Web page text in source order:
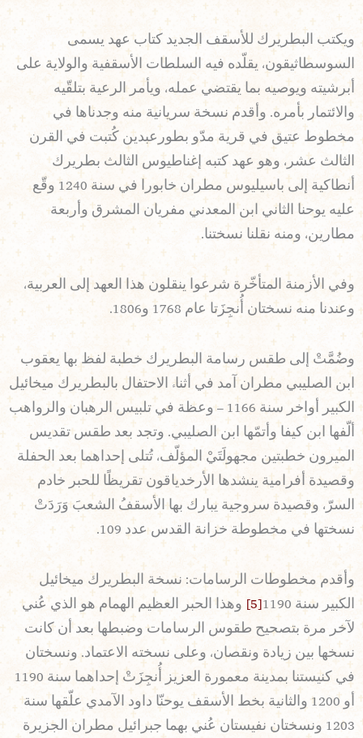
ويكتب البطريرك للأسقف الجديد كتاب عهد يسمى
السوسطاثيقون، يقلّده فيه السلطات الأسقفية والولاية على
أبرشيته ويوصيه بما يقتضي عمله، ويأمر الرعية بتلقّيه
والائتمار بأمره. وأقدم نسخة سريانية منه وجدناها في
مخطوط عتيق في قرية مدّو بطورعبدين كُتبت في القرن
الثالث عشر، وهو عهد كتبه إغناطيوس الثالث بطريرك
أنطاكية إلى باسيليوس مطران خابورا في سنة 1240 وقّع
عليه يوحنا الثاني ابن المعدني مفريان المشرق وأربعة
مطارين، ومنه نقلنا نسختنا.
وفي الأزمنة المتأخّرة شرعوا ينقلون هذا العهد إلى العربية،
وعندنا منه نسختان أُنجِزَتا عام 1768 و1806.
وضُمَّتْ إلى طقس رسامة البطريرك خطبة لفظ بها يعقوب
ابن الصليبي مطران آمد في أثناء الاحتفال بالبطريرك ميخائيل
الكبير أواخر سنة 1166 – وعظة في تلبيس الرهبان والرواهب
ألّفها ابن كيفا وأتمّها ابن الصليبي. وتجد بعد طقس تقديس
الميرون خطبتين مجهولَتَيْ المؤلّف، تُتلى إحداهما بعد الحفلة
وقصيدة أفرامية ينشدها الأرخدياقون تقريظًا للحبر خادم
السرّ، وقصيدة سروجية يبارك بها الأسقفُ الشعبَ وَرَدَتْ
نسختها في مخطوطة خزانة القدس عدد 109.
وأقدم مخطوطات الرسامات: نسخة البطريرك ميخائيل
الكبير سنة 1190
[5]
وهذا الحبر العظيم الهمام هو الذي عُني
لآخر مرة بتصحيح طقوس الرسامات وضبطها بعد أن كانت
نسخها بين زيادة ونقصان، وعلى نسخته الاعتماد. ونسختان
في كنيستنا بمدينة معمورة العزيز أُنجِزَتْ إحداهما سنة 1190
أو 1200 والثانية بخط الأسقف يوحنّا داود الآمدي علّقها سنة
1203 ونسختان نفيستان عُني بهما جبرائيل مطران الجزيرة